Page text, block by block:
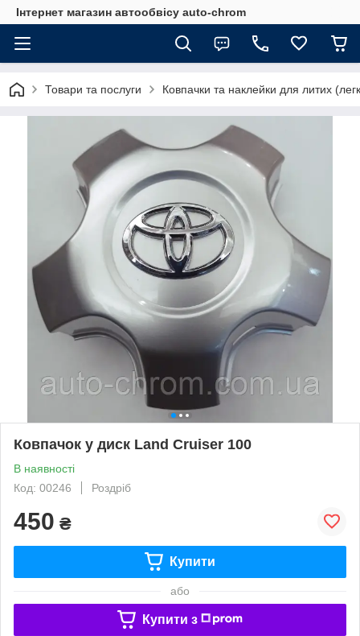
Інтернет магазин автообвісу auto-chrom
Товари та послуги Ковпачки та наклейки для литих
Ковпачок у диск Land Cruiser 100
В наявності
Код: 00246
Роздріб
450 ₴
Купити
або
Купити з